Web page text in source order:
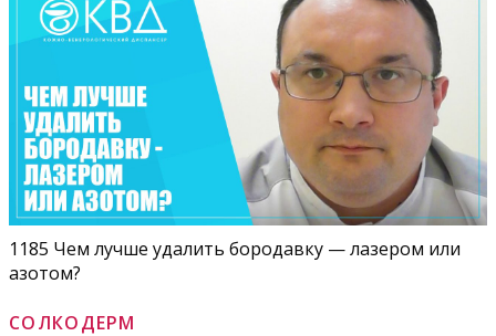
1185 Чем лучше удалить бородавку — лазером или
азотом?
СОЛКОДЕРМ